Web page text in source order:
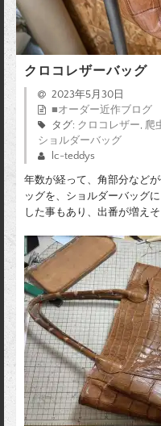
クロコレザーバッグ
2023年5月30日
■オーダー近作ブログ
タグ: クロコレザー, 爬
ショルダーバッグ
lc-teddys
年数が経って、角部分など
ッグを、ショルダーバッグ
した事もあり、出番が増え